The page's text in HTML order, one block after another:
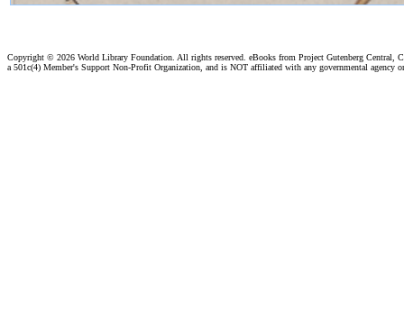
Copyright © 2026 World Library Foundation. All rights reserved. eBooks from Project Gutenberg Central,
a 501c(4) Member's Support Non-Profit Organization, and is NOT affiliated with any governmental agency